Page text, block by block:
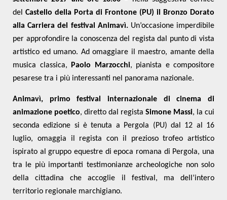
del Castello della Porta di Frontone (PU) il Bronzo Dorato
alla Carriera del festival Animavì.Un’occasione imperdibile
per approfondire la conoscenza del regista dal punto di vista
artistico ed umano. Ad omaggiare il maestro, amante della
musica classica,
Paolo Marzocchi, pianista e compositore
pesarese tra i più interessanti nel panorama nazionale.
Animavì, primo festival internazionale di cinema di
animazione poetico, diretto dal regista Simone Massi, la cui
seconda edizione si è tenuta a Pergola (PU) dal 12 al 16
luglio, omaggia il regista con il prezioso trofeo artistico
ispirato al gruppo equestre di epoca romana di Pergola, una
tra le più importanti testimonianze archeologiche non solo
della cittadina che accoglie il festival, ma dell’intero
territorio regionale marchigiano.